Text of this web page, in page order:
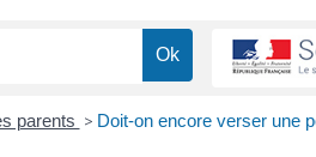
parents > Doit-on encore verser une